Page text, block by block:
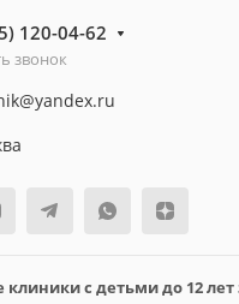
120-04-62
звонок
с детьми до 12